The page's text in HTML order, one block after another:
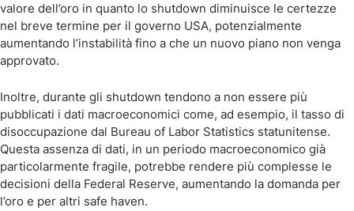
valore dell’oro in quanto lo shutdown diminuisce le certezze
nel breve termine per il governo USA, potenzialmente
aumentando l’instabilità fino a che un nuovo piano non venga
approvato.
Inoltre, durante gli shutdown tendono a non essere più
pubblicati i dati macroeconomici come, ad esempio, il tasso di
disoccupazione dal Bureau of Labor Statistics statunitense.
Questa assenza di dati, in un periodo macroeconomico già
particolarmente fragile, potrebbe rendere più complesse le
decisioni della Federal Reserve, aumentando la domanda per
l’oro e per altri safe haven.